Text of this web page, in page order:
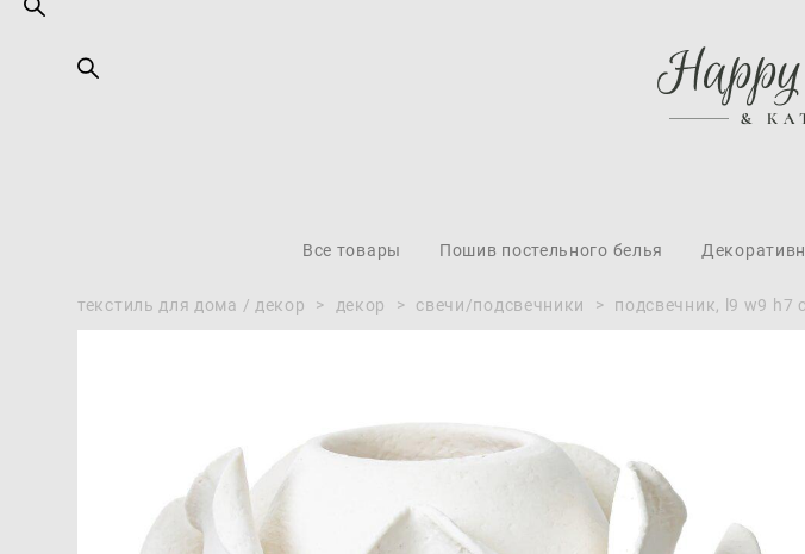
Все товары Пошив постельного белья
текстиль для дома / декор > декор > свечи/подсвечники > подсвечник, l9 w9 h7